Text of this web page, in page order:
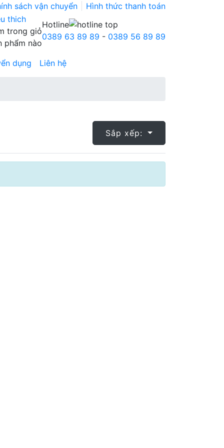
sách vận chuyển Hình thức thanh toán
trong giỏ
phẩm nào
Hotline
0389 63 89 89 - 0389 56 89 89
dụng Liên hệ
Sắp xếp: